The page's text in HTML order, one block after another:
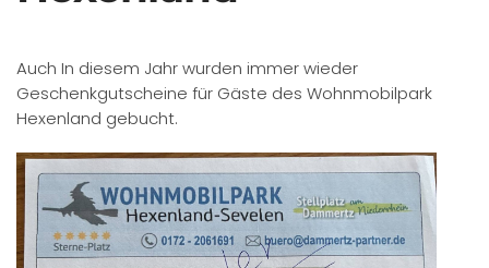
Auch In diesem Jahr wurden immer wieder
Geschenkgutscheine für Gäste des Wohnmobilpark
Hexenland gebucht.